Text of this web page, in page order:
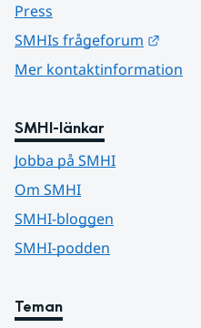
Press
SMHIs frågeforum
Mer kontaktinformation
SMHI-länkar
Jobba på SMHI
Om SMHI
SMHI-bloggen
SMHI-podden
Teman